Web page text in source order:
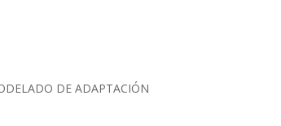
DE ADAPTACIÓN